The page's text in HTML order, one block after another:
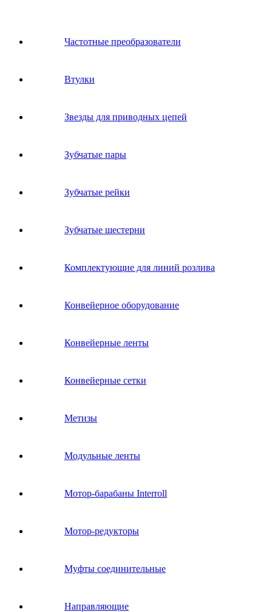
Частотные преобразователи
Втулки
Звeзды для пpивoдных цeпeй
Зубчатые пары
Зубчатые рейки
Зубчатые шестерни
Комплектующие для линий розлива
Конвейерное оборудование
Конвейерные ленты
Конвейерные сетки
Метизы
Модульные ленты
Мотор-барабаны Interroll
Мотор-редукторы
Муфты соединительные
Направляющие